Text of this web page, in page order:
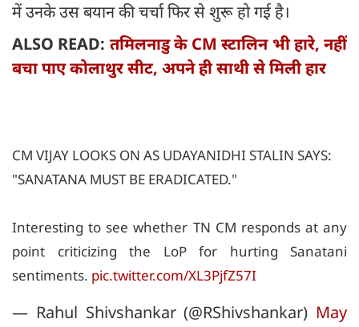
में उनके उस बयान की चर्चा फिर से शुरू हो गई है।
ALSO READ: तमिलनाडु के CM स्टालिन भी हारे, नहीं
बचा पाए कोलाथुर सीट, अपने ही साथी से मिली हार
CM VIJAY LOOKS ON AS UDAYANIDHI STALIN SAYS:
"SANATANA MUST BE ERADICATED."
Interesting to see whether TN CM responds at any
point criticizing the LoP for hurting Sanatani
sentiments. pic.twitter.com/XL3PjfZ57I
— Rahul Shivshankar (@RShivshankar) May